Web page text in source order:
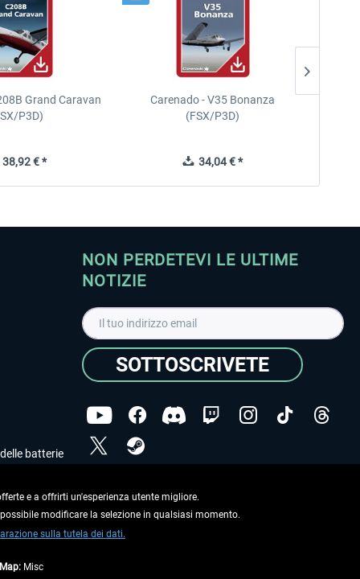
Grand Caravan
P3D)
€ *
Carenado - V35 Bonanza
(FSX/P3D)
34,04 € *
batterie
NON PERDETEVI LE ULTIME
NOTIZIE
SOTTOSCRIVETE
dei dati.
Copyright © Aerosoft GmbH. Tutti i diritti riservati.
e a offrirti un'esperienza utente migliore.
modificare la selezione in qualsiasi momento.
sulla tutela dei dati.
Misc